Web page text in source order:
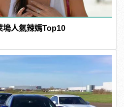
塢人氣辣媽Top10